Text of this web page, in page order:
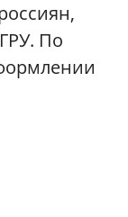
По